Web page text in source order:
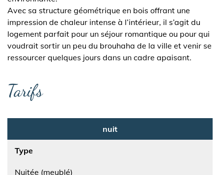
Avec sa structure géométrique en bois offrant une
impression de chaleur intense à l’intérieur, il s’agit du
logement parfait pour un séjour romantique ou pour qui
voudrait sortir un peu du brouhaha de la ville et venir se
ressourcer quelques jours dans un cadre apaisant.
Tarifs
nuit
Type
Nuitée (meublé)